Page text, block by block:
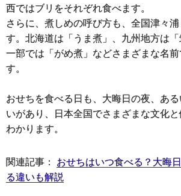
西ではブリをそれぞれ食べます。
さらに、煮しめの呼び方も、全国津々
す。北海道は「うま煮」、九州地方は
一部では「がめ煮」などさまざまな名前
す。
おせちを食べる日も、大晦日の夜、あ
いがあり、日本全国でさまざまな文化
わかります。
関連記事： おせちはいつ食べる？大晦
る違いも解説